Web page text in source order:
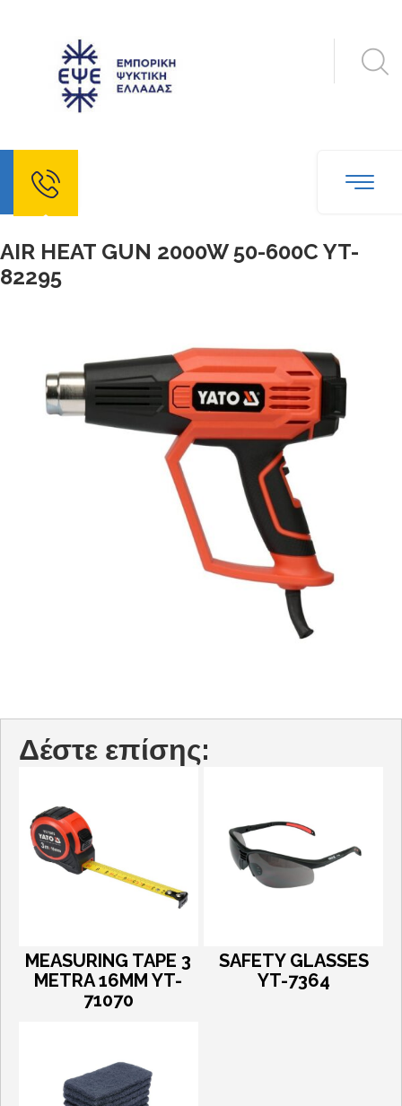
AIR HEAT GUN 2000W 50-600C YT-
82295
Δέστε επίσης:
MEASURING TAPE 3
METRA 16MM YT-
71070
SAFETY GLASSES
YT-7364